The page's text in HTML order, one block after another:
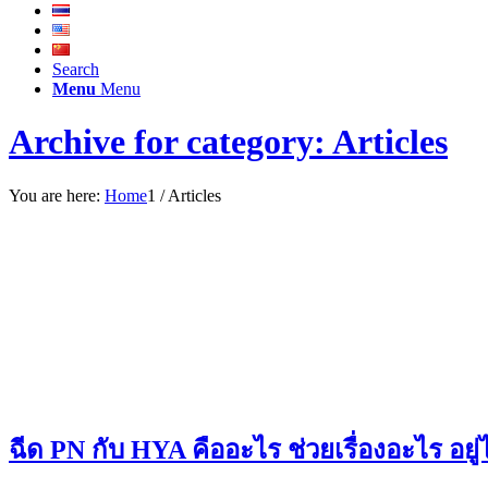
Search
Menu Menu
Archive for category: Articles
You are here: Home1 / Articles
ฉีด PN กับ HYA คืออะไร ช่วยเรื่องอะไร อ